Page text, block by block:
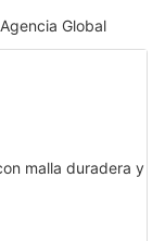
Agencia Global